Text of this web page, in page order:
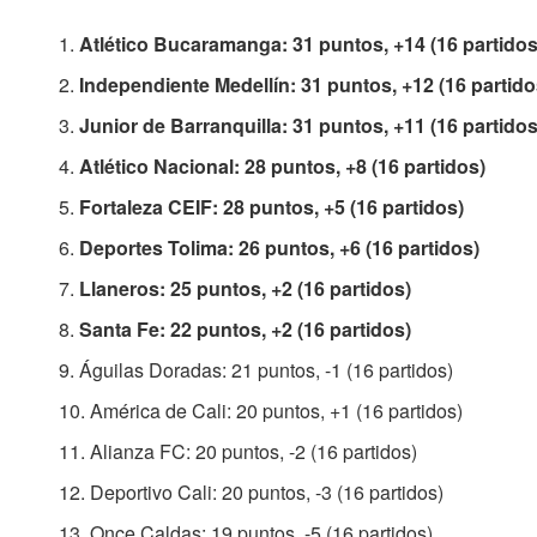
Atlético Bucaramanga: 31 puntos, +14 (16
Independiente Medellín: 31 puntos, +12 (16
Junior de Barranquilla: 31 puntos, +11 (16
Atlético Nacional: 28 puntos, +8 (16 partidos)
Fortaleza CEIF: 28 puntos, +5 (16 partidos)
Deportes Tolima: 26 puntos, +6 (16 partidos)
Llaneros: 25 puntos, +2 (16 partidos)
Santa Fe: 22 puntos, +2 (16 partidos)
Águilas Doradas: 21 puntos, -1 (16 partidos)
América de Cali: 20 puntos, +1 (16 partidos)
Alianza FC: 20 puntos, -2 (16 partidos)
Deportivo Cali: 20 puntos, -3 (16 partidos)